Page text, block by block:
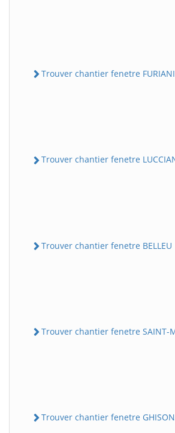
Trouver chantier fenetre FURIANI
Trouver chantier fenetre
Trouver chantier fenetre BELLEU
Trouver chantier fenetre SAINT-
Trouver chantier fenetre